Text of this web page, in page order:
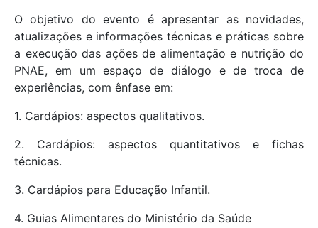
O objetivo do evento é apresentar as novidades,
atualizações e informações técnicas e práticas sobre
a execução das ações de alimentação e nutrição do
PNAE, em um espaço de diálogo e de troca de
experiências, com ênfase em:
1. Cardápios: aspectos qualitativos.
2. Cardápios: aspectos quantitativos e fichas
técnicas.
3. Cardápios para Educação Infantil.
4. Guias Alimentares do Ministério da Saúde